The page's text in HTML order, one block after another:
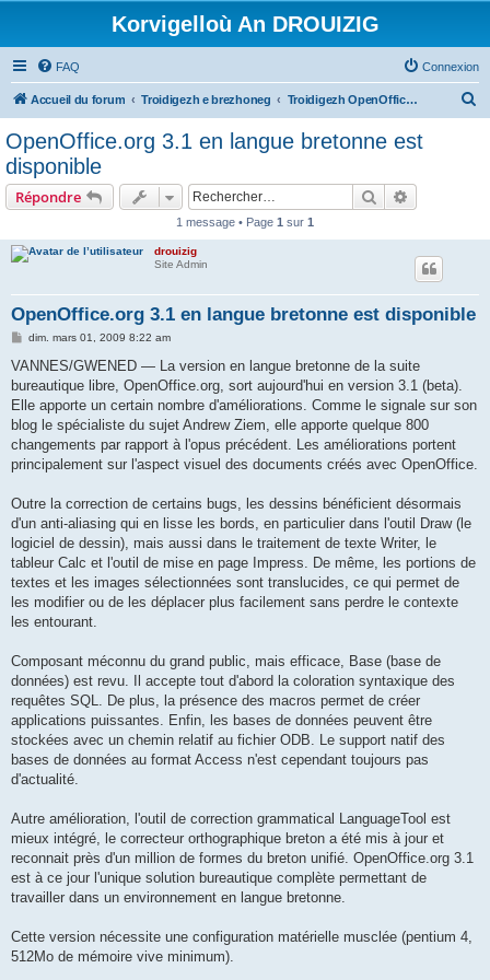
Korvigelloù An DROUIZIG
FAQ Connexion
Accueil du forum Troidigezh e brezhoneg Troidigezh OpenOffice.org e brezhoneg (1.1.x, 2.x ha 3.x)
OpenOffice.org 3.1 en langue bretonne est
disponible
Répondre Rechercher
1 message • Page 1 sur 1
drouizig
Site Admin
OpenOffice.org 3.1 en langue bretonne est disponible
M
s
a
g
dim. mars 01, 2009 8:22 am
VANNES/GWENED — La version en langue bretonne de la suite
bureautique libre, OpenOffice.org, sort aujourd'hui en version 3.1 (beta).
Elle apporte un certain nombre d'améliorations. Comme le signale sur son
blog le spécialiste du sujet Andrew Ziem, elle apporte quelque 800
changements par rapport à l'opus précédent. Les améliorations portent
principalement sur l'aspect visuel des documents créés avec OpenOffice.
Outre la correction de certains bugs, les dessins bénéficient désormais
d'un anti-aliasing qui en lisse les bords, en particulier dans l'outil Draw (le
logiciel de dessin), mais aussi dans le traitement de texte Writer, le
tableur Calc et l'outil de mise en page Impress. De même, les portions de
textes et les images sélectionnées sont translucides, ce qui permet de
les modifier ou de les déplacer plus facilement sans perdre le contexte
les entourant.
Composant méconnu du grand public, mais efficace, Base (base de
données) est revu. Il accepte tout d'abord la coloration syntaxique des
requêtes SQL. De plus, la présence des macros permet de créer
applications puissantes. Enfin, les bases de données peuvent être
stockées avec un chemin relatif au fichier ODB. Le support natif des
bases de données au format Access n'est cependant toujours pas
d'actualité.
Autre amélioration, l'outil de correction grammatical LanguageTool est
mieux intégré, le correcteur orthographique breton a été mis à jour et
reconnait près d'un million de formes du breton unifié. OpenOffice.org 3.1
est à ce jour l'unique solution bureautique complète permettant de
travailler dans un environnement en langue bretonne.
Cette version nécessite une configuration matérielle musclée (pentium 4,
512Mo de mémoire vive minimum).